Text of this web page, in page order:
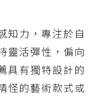
知力，專注於自
靈活彈性，偏向
具有獨特設計的
怪的藝術款式或